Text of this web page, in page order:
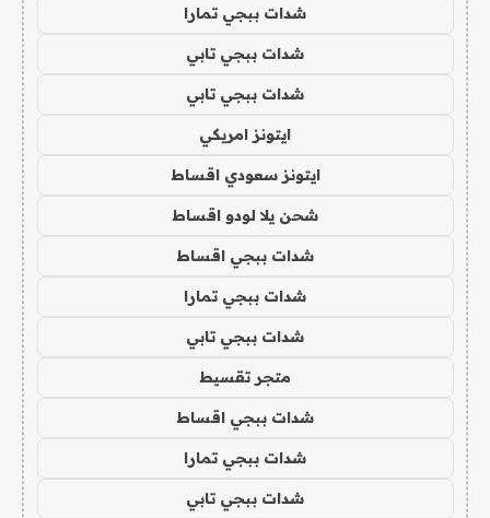
شدات ببجي تمارا
شدات ببجي تابي
شدات ببجي تابي
ايتونز امريكي
ايتونز سعودي اقساط
شحن يلا لودو اقساط
شدات ببجي اقساط
شدات ببجي تمارا
شدات ببجي تابي
متجر تقسيط
شدات ببجي اقساط
شدات ببجي تمارا
شدات ببجي تابي